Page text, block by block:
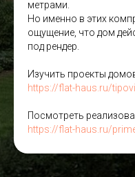
метрами.
Но именно в этих
ощущение, что дом
под рендер.
Изучить проекты
https://flat-haus.ru/
Посмотреть
https://flat-haus.ru/